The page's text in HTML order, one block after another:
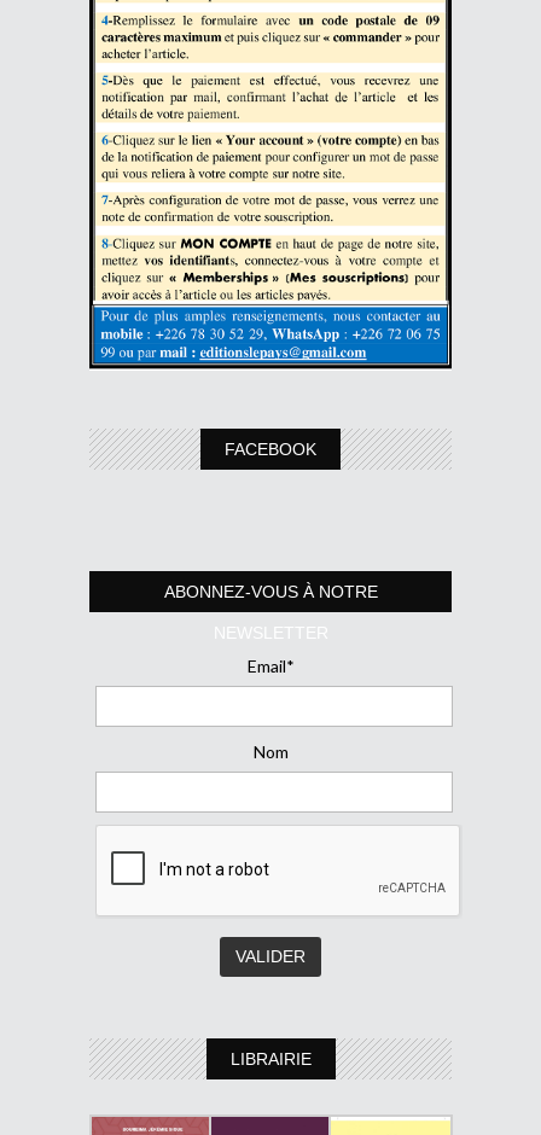
FACEBOOK
ABONNEZ-VOUS À NOTRE
NEWSLETTER
Email*
Nom
LIBRAIRIE